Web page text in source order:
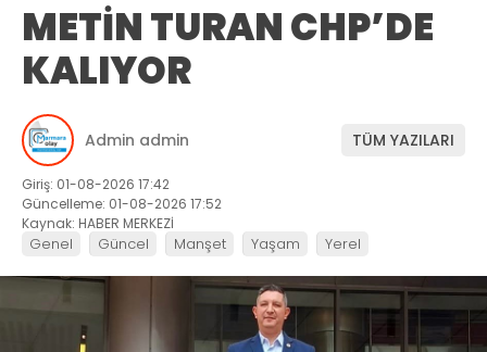
METİN TURAN CHP’DE
KALIYOR
Admin admin TÜM YAZILARI
Giriş: 01-08-2026 17:42
Güncelleme: 01-08-2026 17:52
Kaynak: HABER MERKEZİ
Genel Güncel Manşet Yaşam Yerel